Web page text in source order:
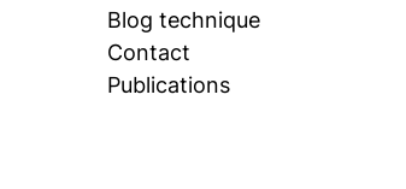
Blog technique
Contact
Publications